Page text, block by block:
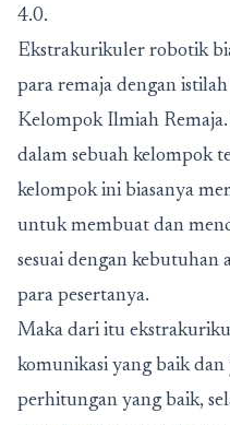
4.0.
Ekstrakurikuler robotik
para remaja dengan
Kelompok Ilmiah
dalam sebuah kelompok
kelompok ini biasanya
untuk membuat dan
sesuai dengan kebutuhan
para pesertanya.
Maka dari itu
komunikasi yang baik
perhitungan yang baik,